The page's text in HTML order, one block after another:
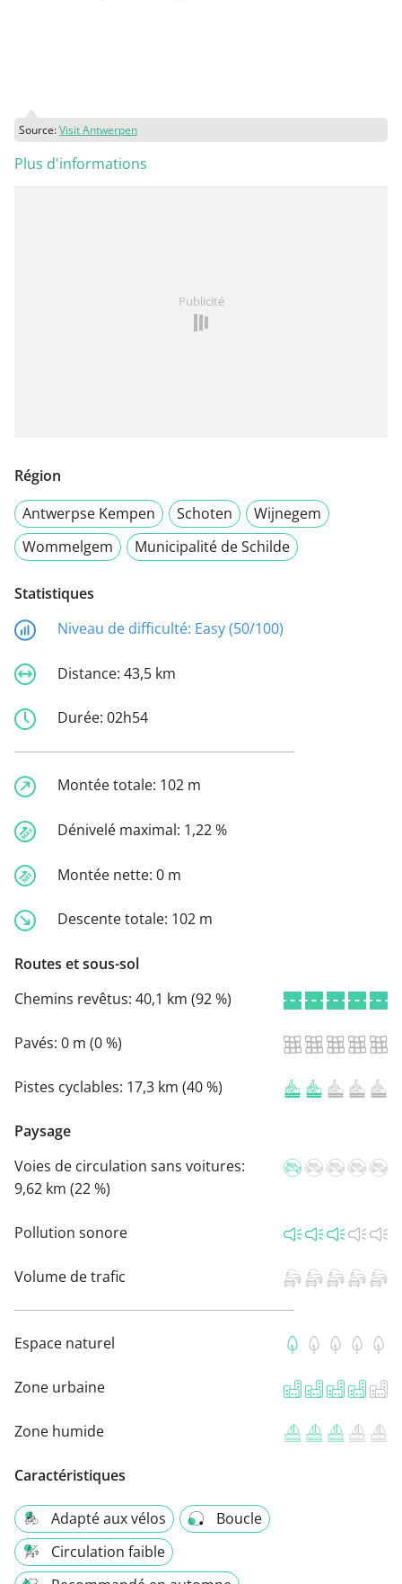
Source:Visit Antwerpen
Plus d'informations
Publicité
Région
Antwerpse Kempen
Schoten
Wijnegem
Wommelgem
Municipalité de Schilde
Statistiques
Niveau de difficulté: Easy (50/100)
Distance: 43,5 km
Durée: 02h54
Montée totale: 102 m
Dénivelé maximal: 1,22 %
Montée nette: 0 m
Descente totale: 102 m
Routes et sous-sol
Chemins revêtus: 40,1 km (92 %)
Pavés: 0 m (0 %)
Pistes cyclables: 17,3 km (40 %)
Paysage
Voies de circulation sans voitures:
9,62 km (22 %)
Pollution sonore
Volume de trafic
Espace naturel
Zone urbaine
Zone humide
Caractéristiques
Adapté aux vélos
Boucle
Circulation faible